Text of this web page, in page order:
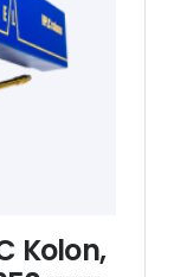
Kolon,